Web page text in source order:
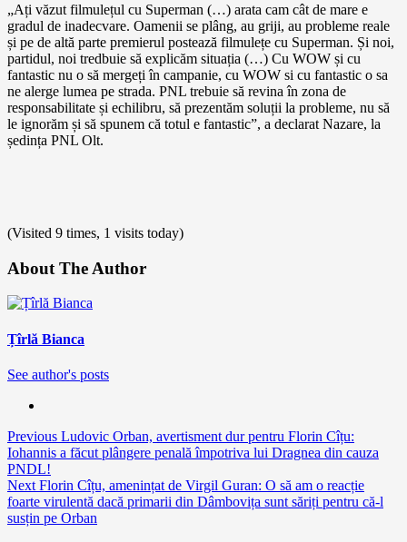
„Ați văzut filmulețul cu Superman (…) arata cam cât de mare e
gradul de inadecvare. Oamenii se plâng, au griji, au probleme reale
și pe de altă parte premierul postează filmulețe cu Superman. Și noi,
partidul, noi tredbuie să explicăm situația (…) Cu WOW și cu
fantastic nu o să mergeți în campanie, cu WOW si cu fantastic o sa
ne alerge lumea pe strada. PNL trebuie să revina în zona de
responsabilitate și echilibru, să prezentăm soluții la probleme, nu să
le ignorăm și să spunem că totul e fantastic”, a declarat Nazare, la
ședința PNL Olt.
(Visited 9 times, 1 visits today)
About The Author
Țîrlă Bianca
See author's posts
Continue
Reading
Previous Ludovic Orban, avertisment dur pentru Florin Cîțu:
Iohannis a făcut plângere penală împotriva lui Dragnea din cauza
PNDL!
Next Florin Cîțu, amenințat de Virgil Guran: O să am o reacție
foarte virulentă dacă primarii din Dâmbovița sunt săriți pentru că-l
susțin pe Orban